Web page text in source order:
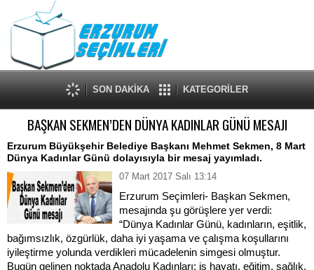
SON DAKİKA KATEGORİLER
BAŞKAN SEKMEN’DEN DÜNYA KADINLAR GÜNÜ MESAJI
Erzurum Büyükşehir Belediye Başkanı Mehmet Sekmen, 8 Mart
Dünya Kadınlar Günü dolayısıyla bir mesaj yayımladı.
07 Mart 2017 Salı 13:14
Erzurum Seçimleri- Başkan Sekmen,
mesajında şu görüşlere yer verdi:
“Dünya Kadınlar Günü, kadınların, eşitlik,
bağımsızlık, özgürlük, daha iyi yaşama ve çalışma koşullarını
iyileştirme yolunda verdikleri mücadelenin simgesi olmuştur.
Bugün gelinen noktada Anadolu Kadınları; iş hayatı, eğitim, sağlık,